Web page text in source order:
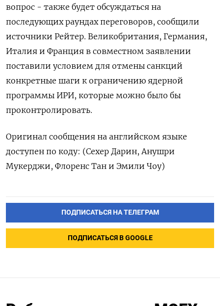
вопрос - также будет обсуждаться на
последующих раундах ‌переговоров, сообщили
источники Рейтер. Великобритания, Германия,
Италия и Франция в совместном заявлении
поставили ‌условием для отмены санкций
конкретные шаги к ограничению ядерной
программы ИРИ, которые можно было ​бы
проконтролировать.
Оригинал сообщения на английском языке
доступен по коду: (Сехер Дарин, ‌Анушри
Мукерджи, Флоренс Тан и Эмили Чоу)
ПОДПИСАТЬСЯ НА ТЕЛЕГРАМ
ПОДПИСАТЬСЯ В GOOGLE